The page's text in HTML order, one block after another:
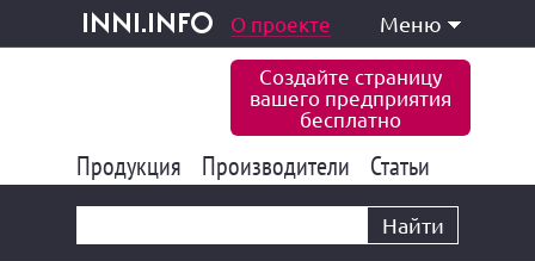
inni.info
и услуги О проекте Меню
Создайте страницу
вашего предприятия
бесплатно
Продукция 177 843
Производители 6 775
Статьи
Найти